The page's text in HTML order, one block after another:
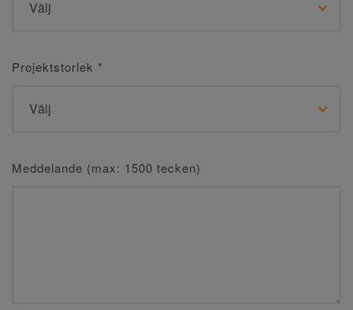
Projektstorlek *
Meddelande (max: 1500 tecken)